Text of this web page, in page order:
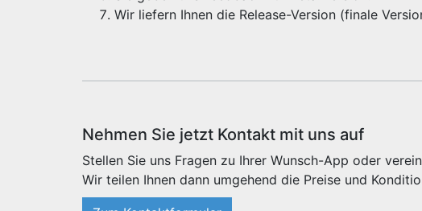
Wir liefern Ihnen die Release-Version (finale
Nehmen Sie jetzt Kontakt mit uns auf
Stellen Sie uns Fragen zu Ihrer Wunsch-App oder
Wir teilen Ihnen dann umgehend die Preise und